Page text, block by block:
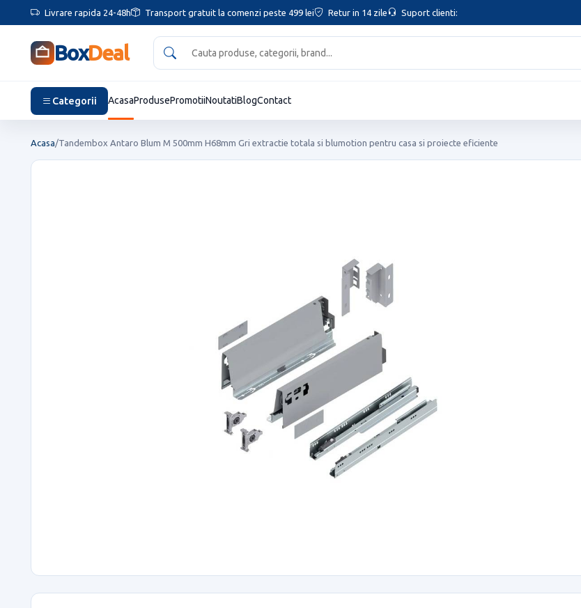
Livrare rapida 24-48h Transport gratuit la comenzi peste 499 lei Retur in 14 zile Suport clienti:
BoxDeal
Categorii AcasaProdusePromotiiNoutatiBlogContact
Acasa/Tandembox Antaro Blum M 500mm H68mm Gri extractie totala si blumotion pentru casa si proiecte eficiente